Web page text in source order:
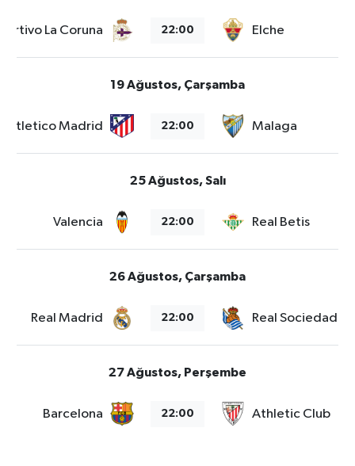
La Coruna 22:00 Elche
19 Ağustos, Çarşamba
Atletico Madrid 22:00 Malaga
25 Ağustos, Salı
Valencia 22:00 Real Betis
26 Ağustos, Çarşamba
Real Madrid 22:00 Real Sociedad
27 Ağustos, Perşembe
Barcelona 22:00 Athletic Club